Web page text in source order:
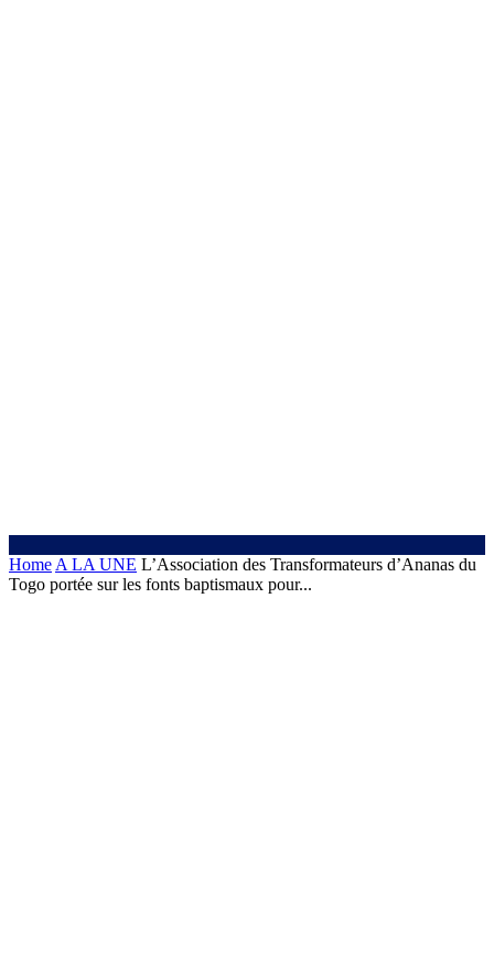
Home A LA UNE L’Association des Transformateurs d’Ananas du
Togo portée sur les fonts baptismaux pour...